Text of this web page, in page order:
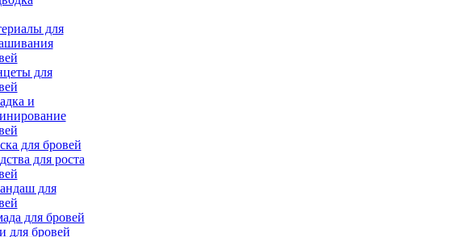
для
для
и
для бровей
для роста
для
для бровей
для бровей